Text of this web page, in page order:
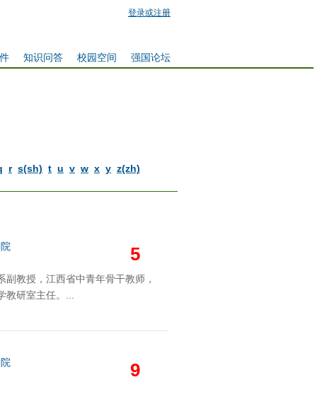
登录或注册
强国论坛
校园空间
知识问答
r s(sh) t u v w x y z(zh)
5
教授，江西省中青年骨干教师，
研室主任。...
9